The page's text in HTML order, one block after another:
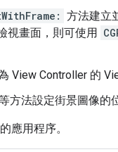
方法建立
視畫面，則可使用
View Controller 的
方法設定街景圖像的
應用程序。